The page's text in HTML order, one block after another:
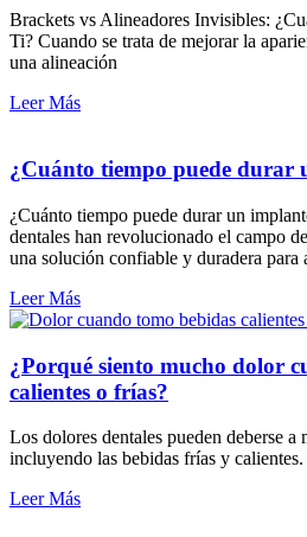
Brackets vs Alineadores Invisibles:
Ti? Cuando se trata de mejorar la
una alineación
Leer Más
¿Cuánto tiempo puede durar
¿Cuánto tiempo puede durar un
dentales han revolucionado el campo
una solución confiable y duradera para
Leer Más
¿Porqué siento mucho dolor
calientes o frías?
Los dolores dentales pueden deberse a
incluyendo las bebidas frías y calientes.
Leer Más